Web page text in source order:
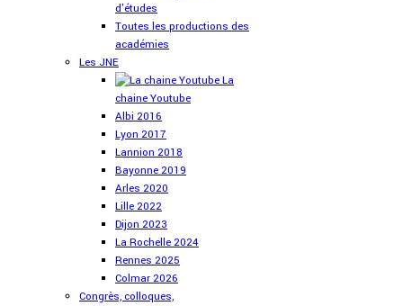
d'études
Toutes les productions des
académies
Les JNE
La
chaine Youtube
Albi 2016
Lyon 2017
Lannion 2018
Bayonne 2019
Arles 2020
Lille 2022
Dijon 2023
La Rochelle 2024
Rennes 2025
Colmar 2026
Congrès, colloques,